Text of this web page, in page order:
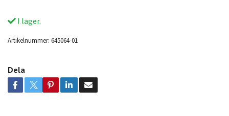
I lager.
Artikelnummer: 645064-01
Dela